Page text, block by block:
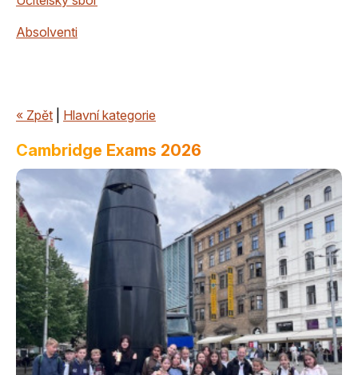
Absolventi
« Zpět Hlavní kategorie
Cambridge Exams 2026